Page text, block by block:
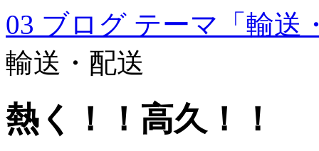
03 ブログ テーマ「輸送
輸送・配送
熱く！！高久！！